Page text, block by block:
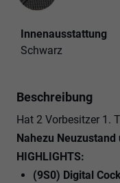
Innenausstattung
Schwarz
Beschreibung
Hat 2 Vorbesitzer 1.
Nahezu
HIGHLIGHTS:
(9S0) Digital